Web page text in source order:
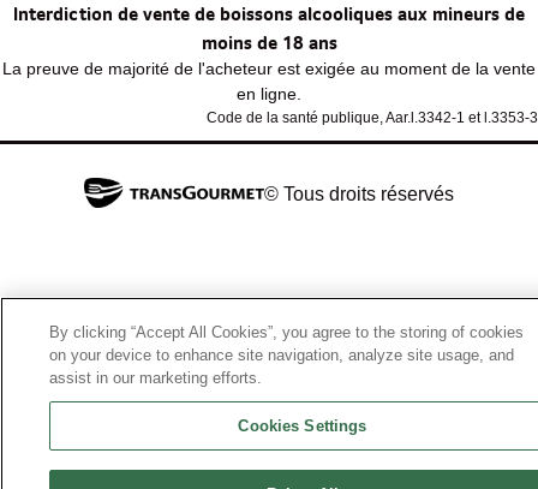
Interdiction de vente de boissons alcooliques aux mineurs de
moins de 18 ans
La preuve de majorité de l'acheteur est exigée au moment de la vente
en ligne.
Code de la santé publique, Aar.l.3342-1 et l.3353-3
© Tous droits réservés
By clicking “Accept All Cookies”, you agree to the storing of cookies
on your device to enhance site navigation, analyze site usage, and
assist in our marketing efforts.
Cookies Settings